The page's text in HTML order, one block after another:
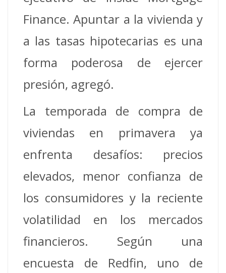
Finance. Apuntar a la vivienda y
a las tasas hipotecarias es una
forma poderosa de ejercer
presión, agregó.
La temporada de compra de
viviendas en primavera ya
enfrenta desafíos: precios
elevados, menor confianza de
los consumidores y la reciente
volatilidad en los mercados
financieros. Según una
encuesta de Redfin, uno de